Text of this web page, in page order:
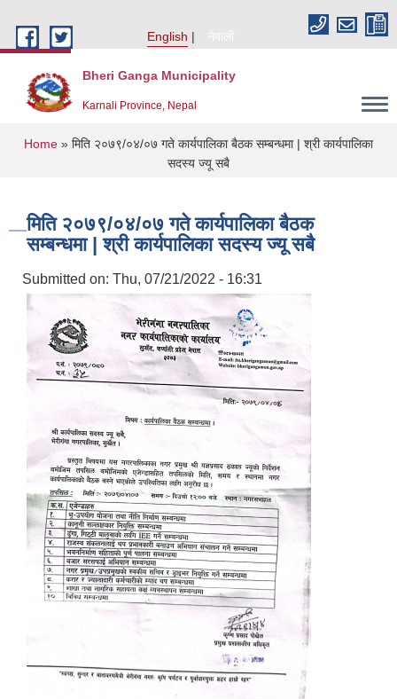
English
नेपाली
Bheri Ganga Municipality
Karnali Province, Nepal
You are here
Home » मिति २०७९/०४/०७ गते कार्यपालिका बैठक सम्बन्धमा | श्री कार्यपालिका
सदस्य ज्यू सबै
मिति २०७९/०४/०७ गते कार्यपालिका बैठक
सम्बन्धमा | श्री कार्यपालिका सदस्य ज्यू सबै
Submitted on: Thu, 07/21/2022 - 16:31